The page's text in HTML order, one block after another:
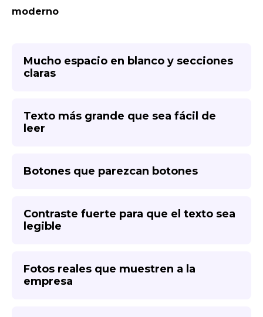
moderno
Mucho espacio en blanco y secciones
claras
Texto más grande que sea fácil de
leer
Botones que parezcan botones
Contraste fuerte para que el texto sea
legible
Fotos reales que muestren a la
empresa